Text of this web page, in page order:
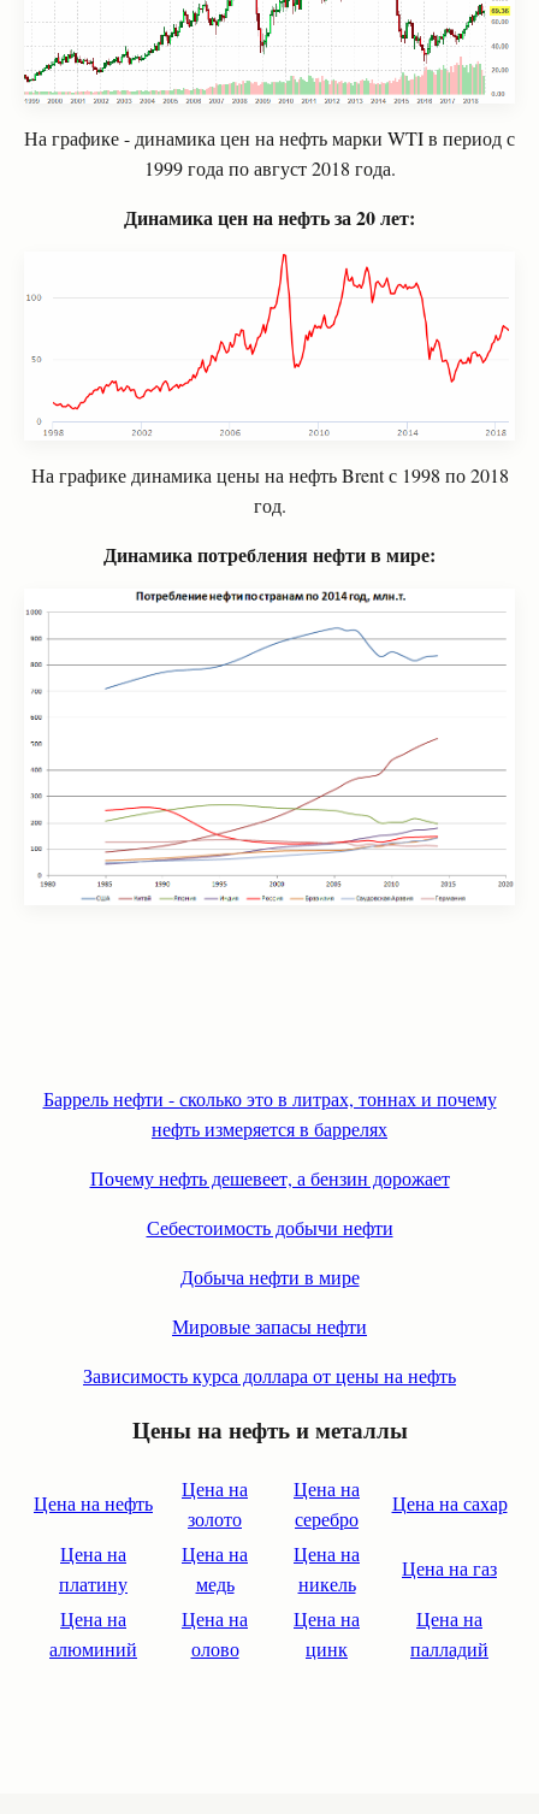
На графике - динамика цен на нефть марки WTIв период с
1999 года по август 2018 года.
Динамика цен на нефть за 20 лет:
На графике динамика цены на нефть Brent с 1998 по 2018
год.
Динамика потребления нефти в мире:
Баррель нефти - сколько это в литрах, тоннах и почему
нефть измеряется в баррелях
Почему нефть дешевеет, а бензин дорожает
Себестоимость добычи нефти
Добыча нефти в мире
Мировые запасы нефти
Зависимость курса доллара от цены на нефть
Цены на нефть и металлы
Цена на нефть
Цена на
золото
Цена на
серебро
Цена на сахар
Цена на
платину
Цена на
медь
Цена на
никель
Цена на газ
Цена на
алюминий
Цена на
олово
Цена на
цинк
Цена на
палладий